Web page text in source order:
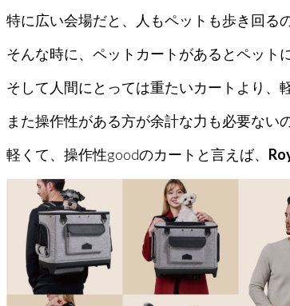
特に広い会場だと、人もペットも歩き回る
そんな時に、ペットカートがあるとペット
そして人間にとっては重たいカートより、
また操作性がある方が余計な力も必要ない
軽くて、操作性goodのカートと言えば、